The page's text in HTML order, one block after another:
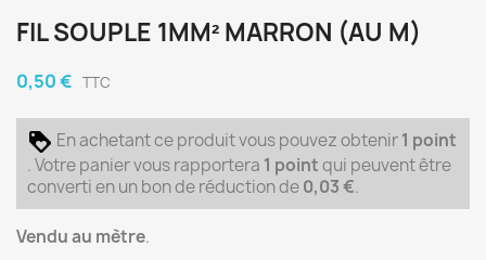
FIL SOUPLE 1MM² MARRON (AU M)
0,50 € TTC
En achetant ce produit vous pouvez obtenir1 point
. Votre panier vous rapportera 1 pointqui peuvent être
converti en un bon de réduction de0,03 €.
Vendu au mètre.